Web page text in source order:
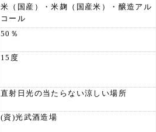
米（国産）・米麹（国産米）・醸造アル
コール
50％
15度
直射日光の当たらない涼しい場所
(資)光武酒造場